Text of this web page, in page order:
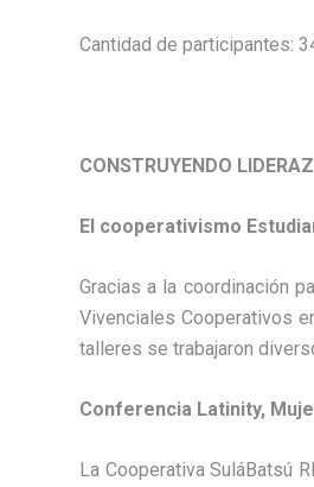
Cantidad de
CONSTRUYENDO
El cooperativismo
Gracias a la coordinación
Vivenciales Cooperativos
talleres se trabajaron
Conferencia Latinity,
La Cooperativa SuláBatsú